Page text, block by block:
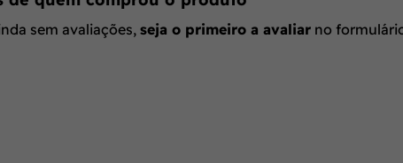
sem avaliações, seja o primeiro a avaliar no